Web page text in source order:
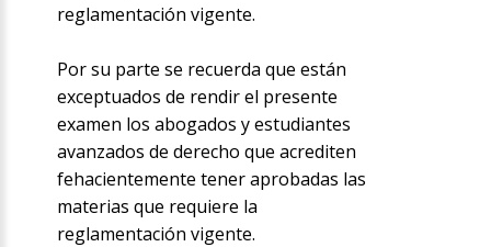
reglamentación vigente.
Por su parte se recuerda que están
exceptuados de rendir el presente
examen los abogados y estudiantes
avanzados de derecho que acrediten
fehacientemente tener aprobadas las
materias que requiere la
reglamentación vigente.